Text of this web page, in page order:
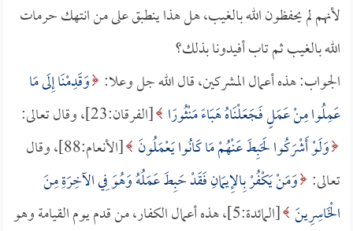
لأنهم لم يحفظون الله بالغيب، هل هذا ينطبق على من انتهك حرمات
الله بالغيب ثم تاب أفيدونا بذلك؟
الجواب: هذه أعمال المشركين، قال الله جل وعلا: وَقَدِمْنَا إِلَى مَا
عَمِلُوا مِنْ عَمَلٍ فَجَعَلْنَاهُ هَبَاءً مَنْثُورًا [الفرقان:23]، وقال تعالى:
وَلَوْ أَشْرَكُوا لَحَبِطَ عَنْهُمْ مَا كَانُوا يَعْمَلُونَ
[الأنعام:88]، وقال
تعالى: وَمَنْ يَكْفُرْ بِالإِيمَانِ فَقَدْ حَبِطَ عَمَلُهُ وَهُوَ فِي الآخِرَةِ مِنَ
الْخَاسِرِينَ
[المائدة:5]، هذه أعمال الكفار، من قدم يوم القيامة وهو